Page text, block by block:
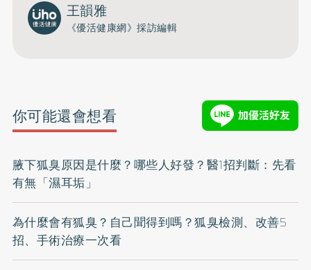
王韻雅
《優活健康網》採訪編輯
你可能還會想看
腋下狐臭原因是什麼？哪些人好發？醫1招判斷：先看
有無「濕耳垢」
為什麼會有狐臭？自己聞得到嗎？狐臭檢測、改善5
招、手術治療一次看